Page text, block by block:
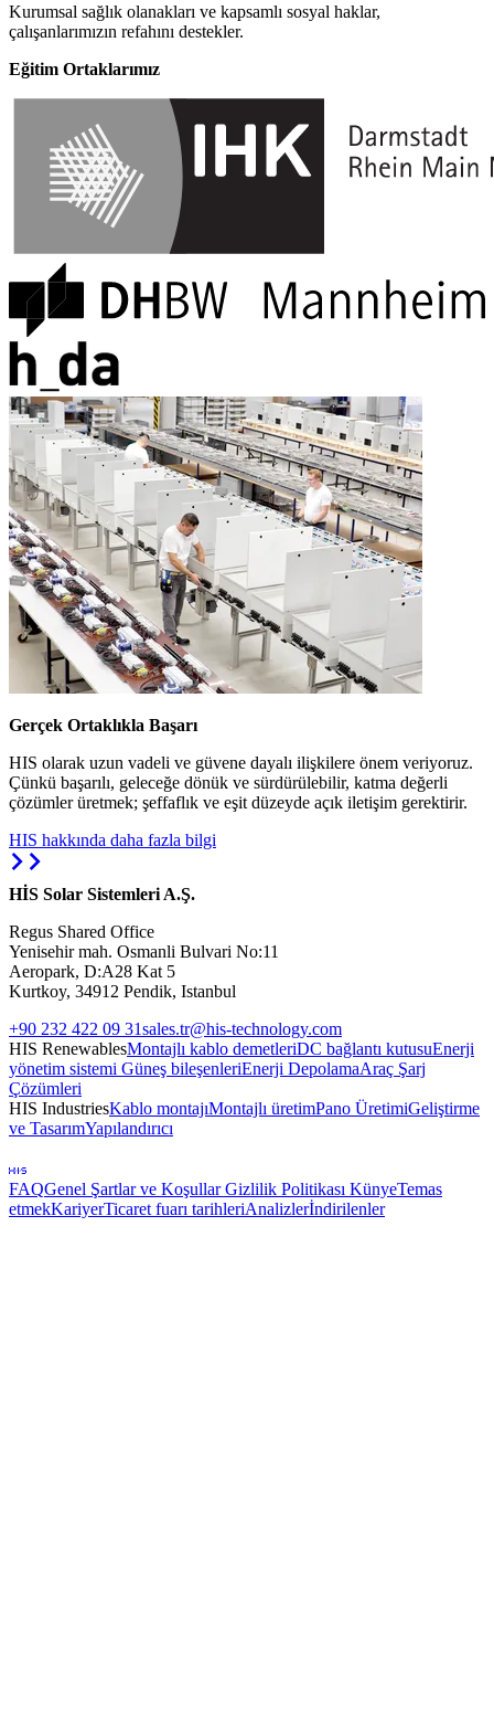
Kurumsal sağlık olanakları ve kapsamlı sosyal haklar,
çalışanlarımızın refahını destekler.
Eğitim Ortaklarımız
Gerçek Ortaklıkla Başarı
HIS olarak uzun vadeli ve güvene dayalı ilişkilere önem veriyoruz.
Çünkü başarılı, geleceğe dönük ve sürdürülebilir, katma değerli
çözümler üretmek; şeffaflık ve eşit düzeyde açık iletişim gerektirir.
HIS hakkında daha fazla bilgi
HİS Solar Sistemleri A.Ş.
Regus Shared Office
Yenisehir mah. Osmanli Bulvari No:11
Aeropark, D:A28 Kat 5
Kurtkoy, 34912 Pendik, Istanbul
+90 232 422 09 31sales.tr@his-technology.com
HIS RenewablesMontajlı kablo demetleriDC bağlantı kutusuEnerji
yönetim sistemi Güneş bileşenleriEnerji DepolamaAraç Şarj
Çözümleri
HIS IndustriesKablo montajıMontajlı üretimPano ÜretimiGeliştirme
ve TasarımYapılandırıcı
FAQGenel Şartlar ve KoşullarGizlilik Politikası KünyeTemas
etmekKariyerTicaret fuarı tarihleriAnalizlerİndirilenler